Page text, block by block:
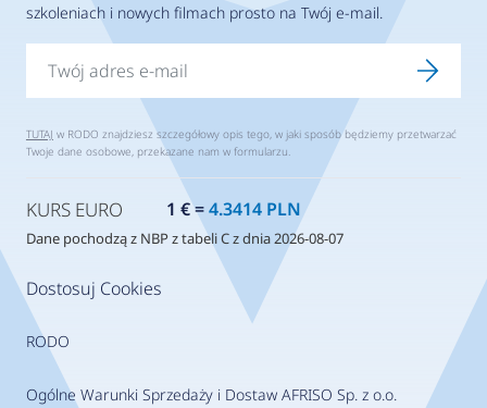
Dostosuj Cookies
RODO
Ogólne Warunki Sprzedaży i Dostaw AFRISO Sp. z o.o.
szkoleniach i nowych filmach prosto na Twój e-mail.
TUTAJ w RODO znajdziesz szczegółowy opis tego, w jaki sposób będziemy przetwarzać
Twoje dane osobowe, przekazane nam w formularzu.
KURS EURO 1 € =4.3414 PLN
Dane pochodzą z NBP z tabeli C z dnia 2026-08-07